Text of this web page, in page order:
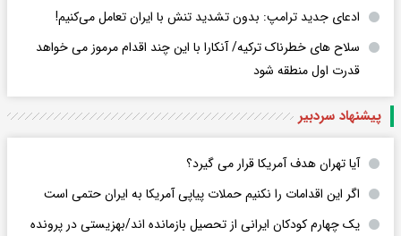
ادعای جدید ترامپ: بدون تشدید تنش با ایران تعامل می‌کنیم!
سلاح های خطرناک ترکیه/ آنکارا با این چند اقدام مرموز می خواهد
قدرت اول منطقه شود
پیشنهاد سردبیر
آیا تهران هدف آمریکا قرار می گیرد؟
اگر این اقدامات را نکنیم حملات پیاپی آمریکا به ایران حتمی است
یک چهارم کودکان ایرانی از تحصیل بازمانده اند/بهزیستی در پرونده